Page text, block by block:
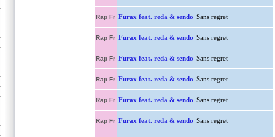
Rap Fr Furax feat. reda & sendo Sans regret
Rap Fr Furax feat. reda & sendo Sans regret
Rap Fr Furax feat. reda & sendo Sans regret
Rap Fr Furax feat. reda & sendo Sans regret
Rap Fr Furax feat. reda & sendo Sans regret
Rap Fr Furax feat. reda & sendo Sans regret